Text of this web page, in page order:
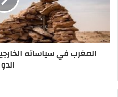
المغرب في سياساته